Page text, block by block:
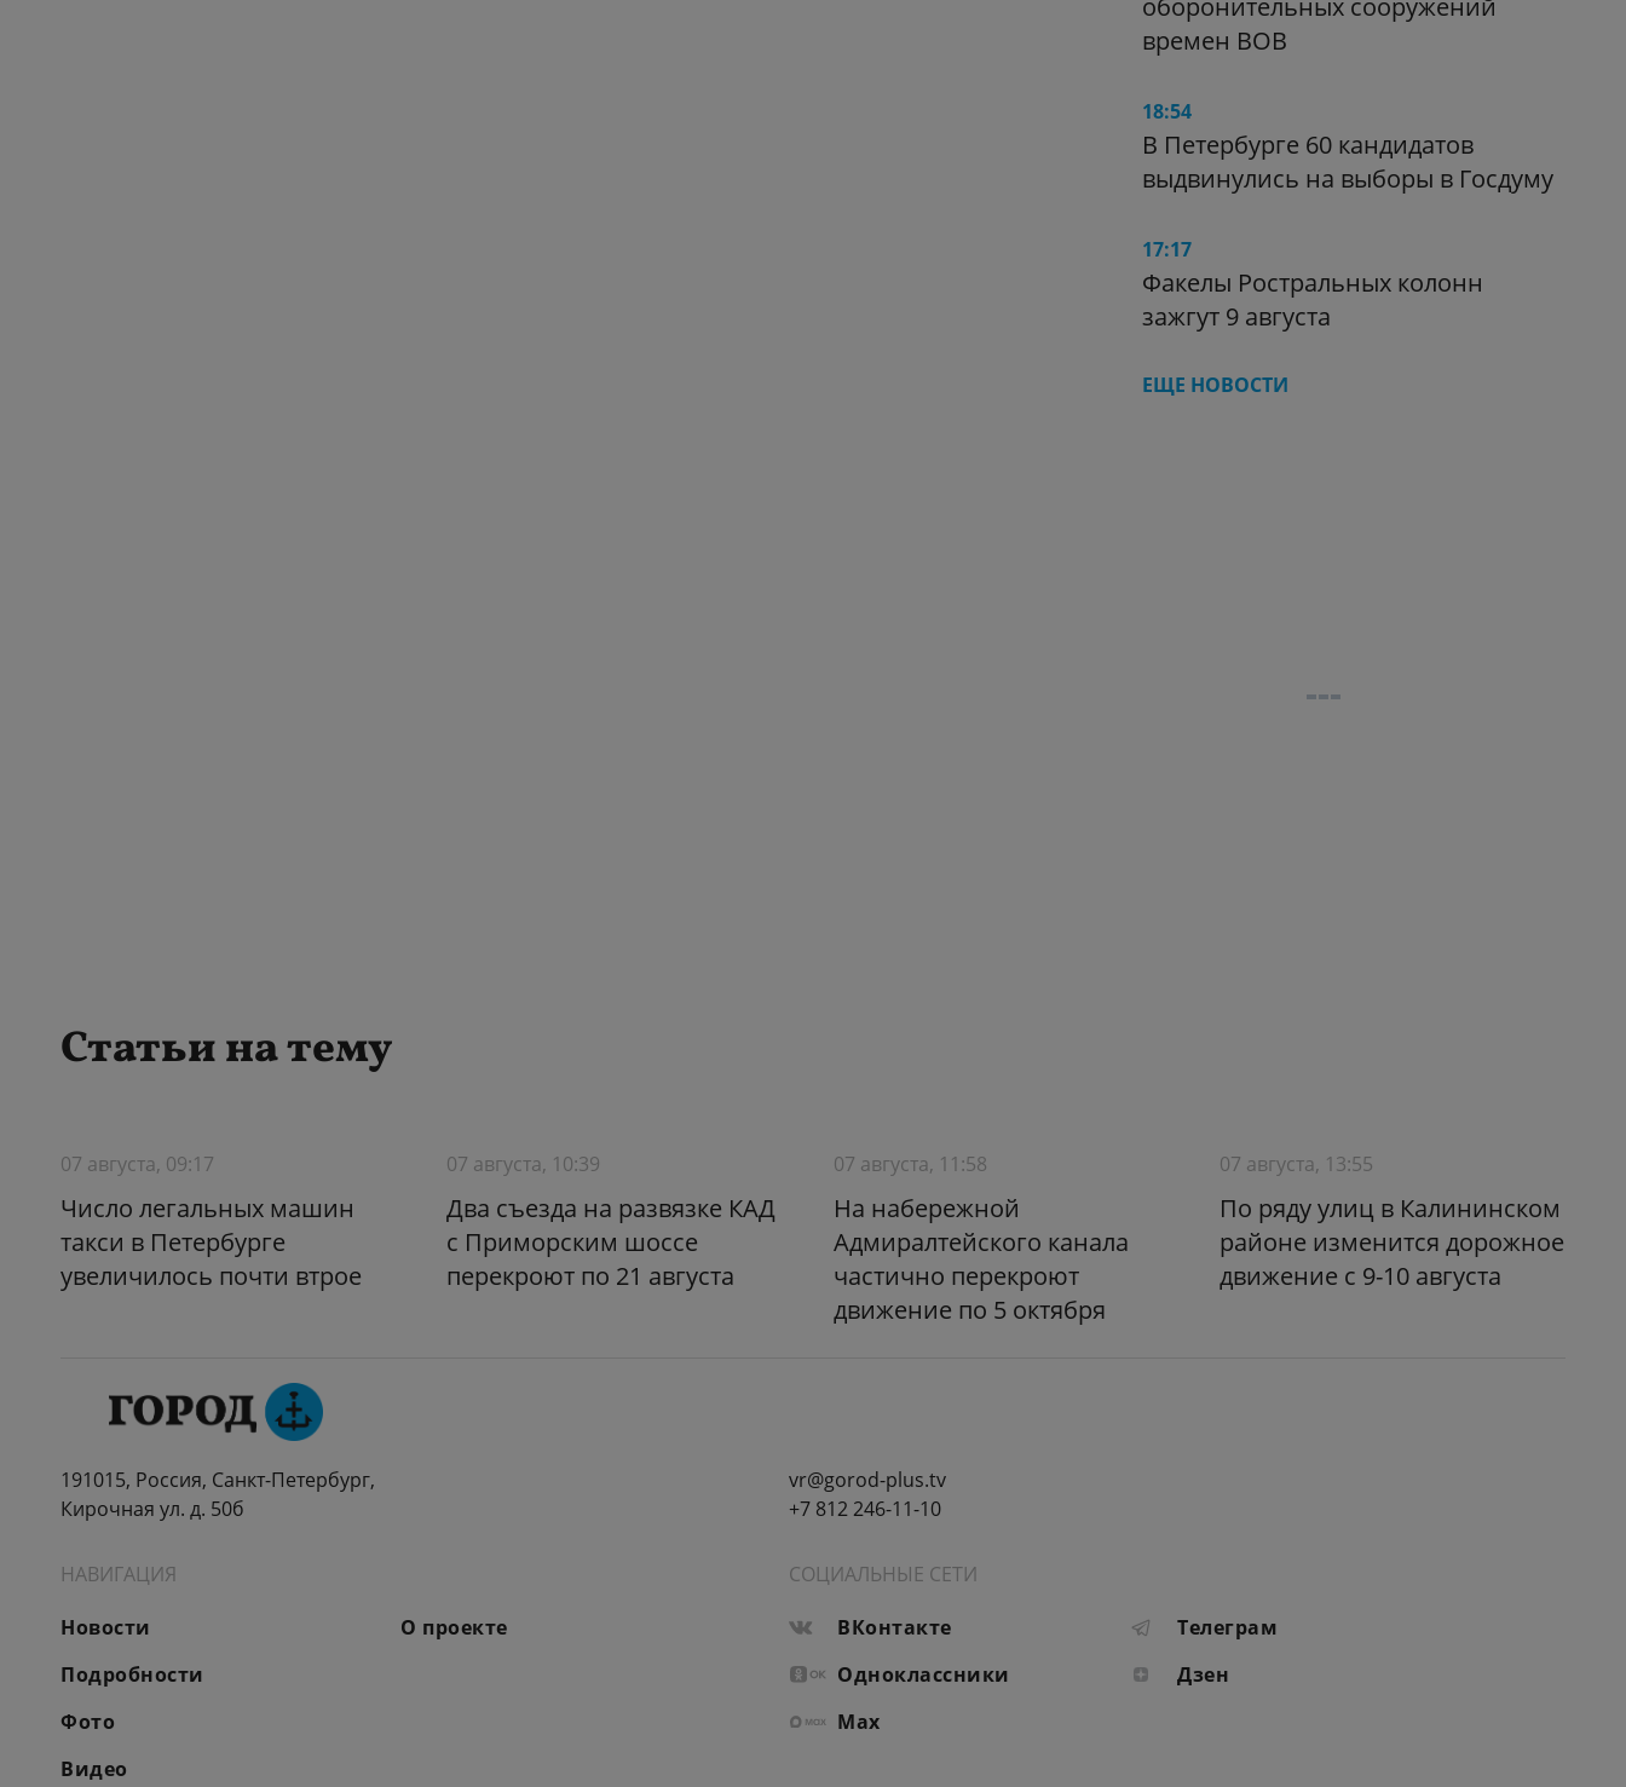
оборонительных сооружений
времен ВОВ
18:54
В Петербурге 60 кандидатов
выдвинулись на выборы в Госдуму
17:17
Факелы Ростральных колонн
зажгут 9 августа
ЕЩЕ НОВОСТИ
Статьи на тему
07 августа, 09:17
Число легальных машин
такси в Петербурге
увеличилось почти втрое
07 августа, 10:39
Два съезда на развязке КАД
с Приморским шоссе
перекроют по 21 августа
07 августа, 11:58
На набережной
Адмиралтейского канала
частично перекроют
движение по 5 октября
07 августа, 13:55
По ряду улиц в Калининском
районе изменится дорожное
движение с 9-10 августа
191015, Россия, Санкт-Петербург,
Кирочная ул. д. 50б
vr@gorod-plus.tv
+7 812 246-11-10
НАВИГАЦИЯ
Новости
Подробности
Фото
Видео
О проекте
СОЦИАЛЬНЫЕ СЕТИ
ВКонтакте
Телеграм
Одноклассники
Дзен
Max